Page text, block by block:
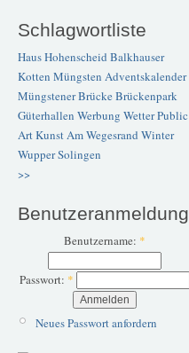
Schlagwortliste
Haus Hohenscheid Balkhauser
Kotten Müngsten Adventskalender
Müngstener BrückeBrückenpark
Güterhallen Werbung WetterPublic
ArtKunstAm Wegesrand Winter
WupperSolingen
>>
Benutzeranmeldung
Benutzername: *
Passwort: *
Neues Passwort anfordern